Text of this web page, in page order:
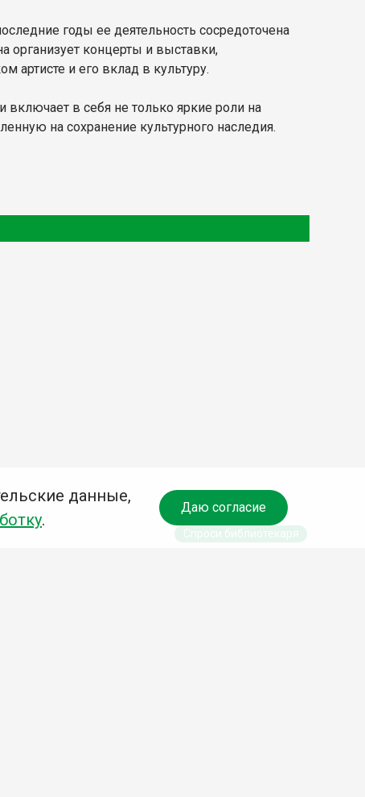
годы ее деятельность сосредоточена
организует концерты и выставки,
артисте и его вклад в культуру.
включает в себя не только яркие роли на
на сохранение культурного наследия.
данные,
.
Даю согласие
Спроси библиотекаря